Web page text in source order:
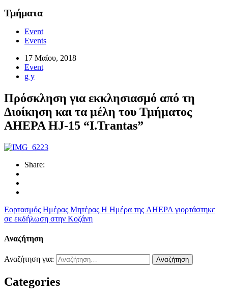
Τμήματα
Event
Events
17 Μαΐου, 2018
Event
g y
Πρόσκληση για εκκλησιασμό από τη
Διοίκηση και τα μέλη του Τμήματος
AHEPA HJ-15 “I.Trantas”
Share:
Εορτασμός Ημέρας Μητέρας Η Ημέρα της AHEPA γιορτάστηκε
σε εκδήλωση στην Κοζάνη
Αναζήτηση
Αναζήτηση για:
Categories